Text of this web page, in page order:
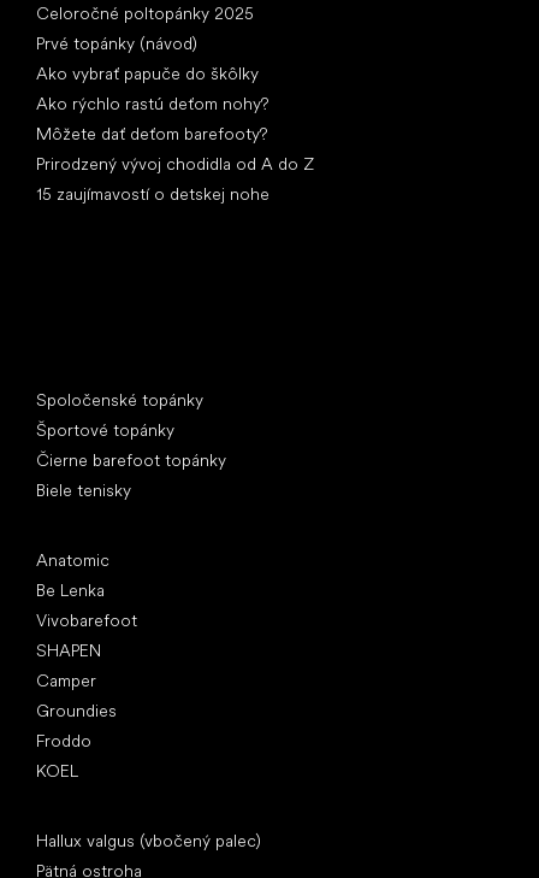
Celoročné poltopánky 2025
Prvé topánky (návod)
Ako vybrať papuče do škôlky
Ako rýchlo rastú deťom nohy?
Môžete dať deťom barefooty?
Prirodzený vývoj chodidla od A do Z
15 zaujímavostí o detskej nohe
Spoločenské topánky
Športové topánky
Čierne barefoot topánky
Biele tenisky
Anatomic
Be Lenka
Vivobarefoot
SHAPEN
Camper
Groundies
Froddo
KOEL
Hallux valgus (vbočený palec)
Pätná ostroha